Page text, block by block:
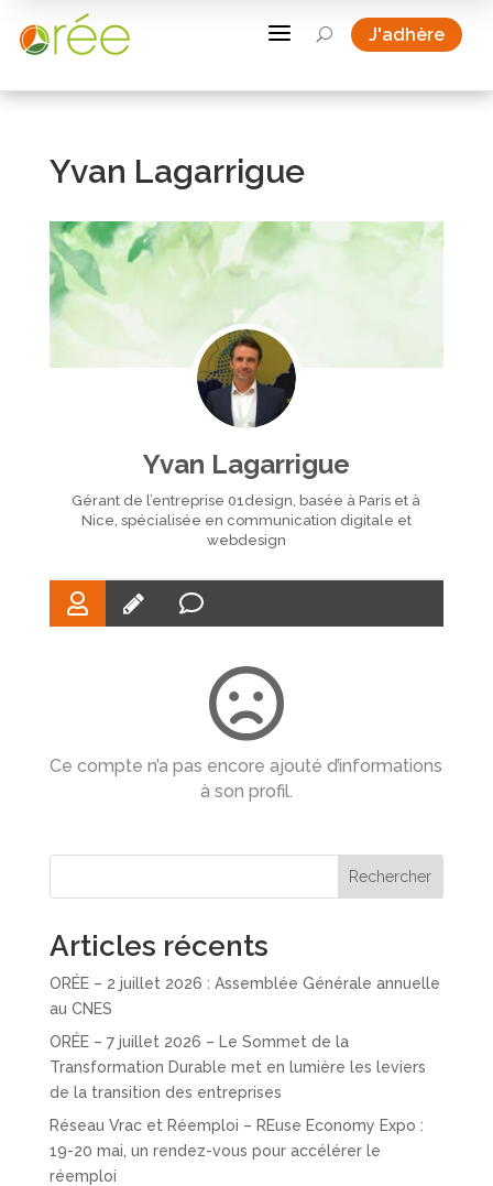
a U J'adhère
Yvan Lagarrigue
Yvan Lagarrigue
Gérant de l’entreprise 01design, basée à Paris et à
Nice, spécialisée en communication digitale et
webdesign
Ce compte n’a pas encore ajouté d’informations
à son profil.
Rechercher
Articles récents
ORÉE – 2 juillet 2026 : Assemblée Générale annuelle
au CNES
ORÉE – 7 juillet 2026 – Le Sommet de la
Transformation Durable met en lumière les leviers
de la transition des entreprises
Réseau Vrac et Réemploi – REuse Economy Expo :
19-20 mai, un rendez-vous pour accélérer le
réemploi